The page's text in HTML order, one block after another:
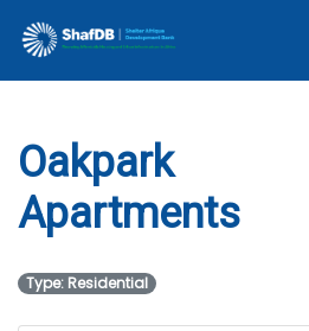
Oakpark
Oakpark
Apartments
Type: Residential